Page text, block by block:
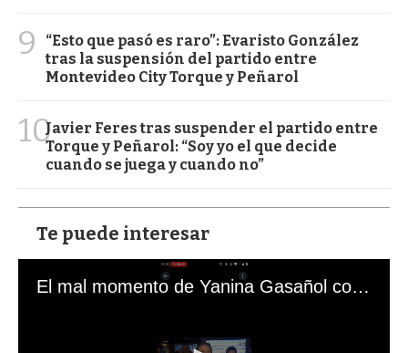
9
“Esto que pasó es raro”: Evaristo González
tras la suspensión del partido entre
Montevideo City Torque y Peñarol
10Javier Feres tras suspender el partido entre
Torque y Peñarol: “Soy yo el que decide
cuando se juega y cuando no”
Te puede interesar
El mal momento de Yanina Gasañol con un hincha argentino en "Subrayado"